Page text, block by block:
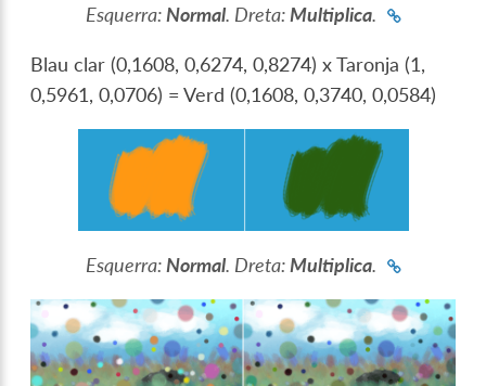
Esquerra: Normal. Dreta: Multiplica.
Blau clar (0,1608, 0,6274, 0,8274) x Taronja (1,
0,5961, 0,0706) = Verd (0,1608, 0,3740, 0,0584)
Esquerra: Normal. Dreta: Multiplica.